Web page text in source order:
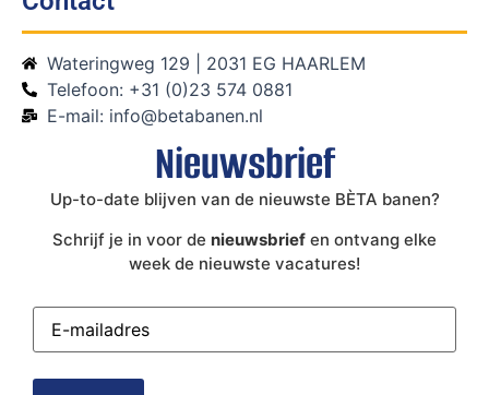
Wateringweg 129 | 2031 EG HAARLEM
Telefoon: +31 (0)23 574 0881
E-mail: info@betabanen.nl
Nieuwsbrief
Up-to-date blijven van de nieuwste BÈTA banen?
Schrijf je in voor de nieuwsbrief en ontvang elke
week de nieuwste vacatures!
E-
mailadres(Vereist)